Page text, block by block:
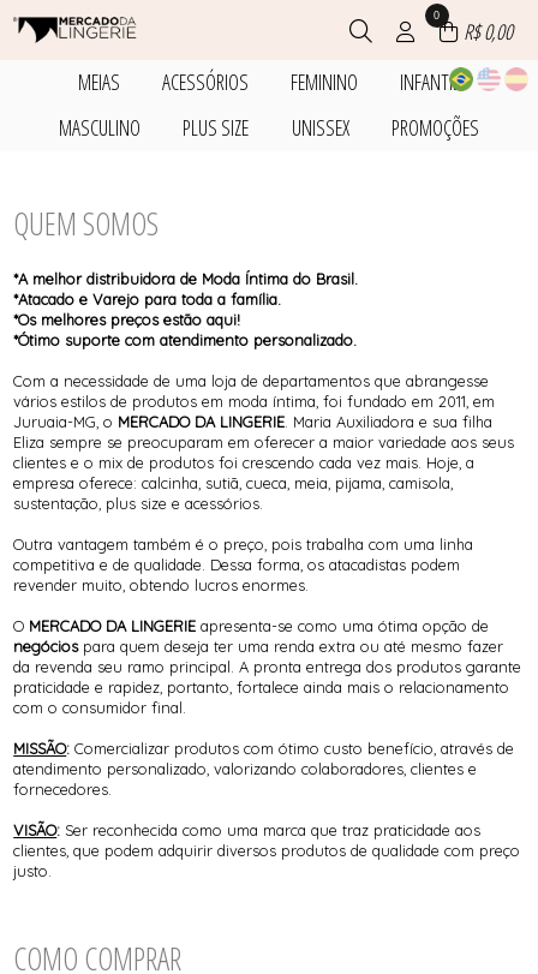
0
R$ 0,00
MEIAS
ACESSÓRIO
ACESSÓRIOS
ACESSÓRIO
FEMININO
ACESSÓRIO
CAMISOLA E ROBE
CINTA
LEGGING
MEIA AVULSA
PIJAMA LONGO
SHORT
SUTIÃ SEM BOJO
TANGA
TANGÃO E CALÇOLA
TOP
INFANTIL
ACESSÓRIO
MEIA AVULSA
MEIA KIT
SUTIÃ SEM BOJO
TANGA
TANGÃO E CALÇOLA
TOP
MASCULINO
BERMUDA
CUECA
MEIA KIT
PIJAMA LONGO
PLUS SIZE
CUECA
PIJAMA LONGO
SUTIÃ SEM BOJO
TANGA
TANGÃO E CALÇOLA
UNISSEX
MEIA KIT
PROMOÇÕES
CONJUNTO
CUECA
SHORT
SUTIÃ COM BOJO
SUTIÃ SEM BOJO
TANGA
QUEM SOMOS
*A melhor distribuidora de Moda Íntima do Brasil.
*Atacado e Varejo para toda a família.
*Os melhores preços estão aqui!
*Ótimo suporte com atendimento personalizado.
Com a necessidade de uma loja de departamentos que abrangesse
vários estilos de produtos em moda íntima, foi fundado em 2011, em
Juruaia-MG, o MERCADO DA LINGERIE. Maria Auxiliadora e sua filha
Eliza sempre se preocuparam em oferecer a maior variedade aos seus
clientes e o mix de produtos foi crescendo cada vez mais. Hoje, a
empresa oferece: calcinha, sutiã, cueca, meia, pijama, camisola,
sustentação, plus size e acessórios.
Outra vantagem também é o preço, pois trabalha com uma linha
competitiva e de qualidade. Dessa forma, os atacadistas podem
revender muito, obtendo lucros enormes.
O MERCADO DA LINGERIE apresenta-se como uma ótima opção de
negóciospara quem deseja ter uma renda extra ou até mesmo fazer
da revenda seu ramo principal. A pronta entrega dos produtos garante
praticidade e rapidez, portanto, fortalece ainda mais o relacionamento
com o consumidor final.
MISSÃO:Comercializar produtos com ótimo custo benefício, através de
atendimento personalizado, valorizando colaboradores, clientes e
fornecedores.
VISÃO: Ser reconhecida como uma marca que traz praticidade aos
clientes, que podem adquirir diversos produtos de qualidade com preço
justo.
COMO COMPRAR